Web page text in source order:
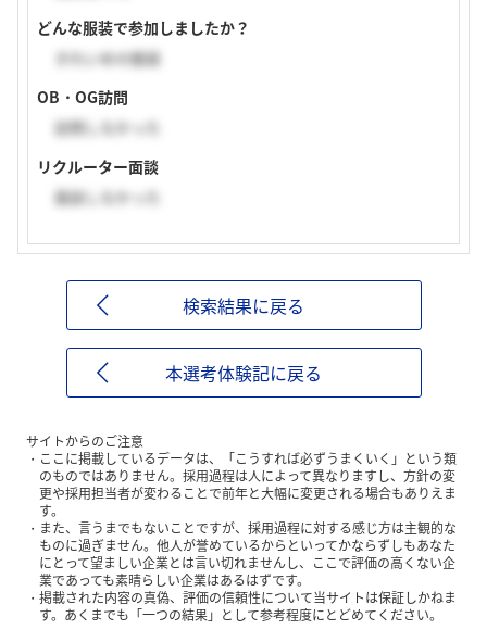
どんな服装で参加しましたか？
きれいめの服装
OB・OG訪問
訪問しなかった
リクルーター面談
面談しなかった
検索結果に戻る
本選考体験記に戻る
サイトからのご注意
ここに掲載しているデータは、「こうすれば必ずうまくいく」という類
のものではありません。採用過程は人によって異なりますし、方針の変
更や採用担当者が変わることで前年と大幅に変更される場合もありえま
す。
また、言うまでもないことですが、採用過程に対する感じ方は主観的な
ものに過ぎません。他人が誉めているからといってかならずしもあなた
にとって望ましい企業とは言い切れませんし、ここで評価の高くない企
業であっても素晴らしい企業はあるはずです。
掲載された内容の真偽、評価の信頼性について当サイトは保証しかねま
す。あくまでも「一つの結果」として参考程度にとどめてください。